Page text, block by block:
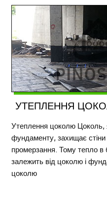
УТЕПЛЕННЯ
Утеплення цоколю Цоколь,
фундаменту, захищає стіни
промерзання. Тому тепло в
залежить від цоколю і
цоколю